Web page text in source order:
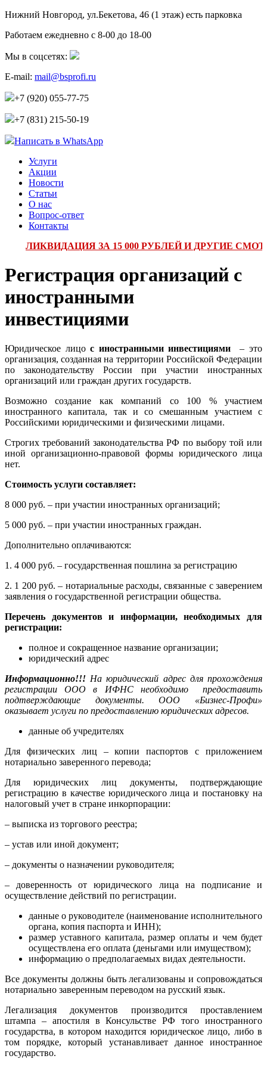
Нижний Новгород, ул.Бекетова, 46 (1 этаж) есть парковка
Работаем ежедневно с 8-00 до 18-00
Мы в соцсетях:
E-mail: mail@bsprofi.ru
+7 (920) 055-77-75
+7 (831) 215-50-19
Написать в WhatsApp
Услуги
Акции
Новости
Статьи
О нас
Вопрос-ответ
Контакты
ЛИКВИДАЦИЯ ЗА 15 000 РУБЛЕЙ И ДРУГИЕ
Регистрация организаций с
иностранными
инвестициями
Юридическое лицос иностранными инвестициями – это
организация, созданная на территории Российской Федерации
по законодательству России при участии иностранных
организаций или граждан других государств.
Возможно создание как компаний со 100 % участием
иностранного капитала, так и со смешанным участием с
Российскими юридическими и физическими лицами.
Строгих требований законодательства РФ по выбору той или
иной организационно-правовой формы юридического лица
нет.
Стоимость услуги составляет:
8 000 руб. – при участии иностранных организаций;
5 000 руб. – при участии иностранных граждан.
Дополнительно оплачиваются:
1. 4 000 руб. – государственная пошлина за регистрацию
2. 1 200 руб. – нотариальные расходы, связанные с заверением
заявления о государственной регистрации общества.
Перечень документов и информации, необходимых для
регистрации:
полное и сокращенное название организации;
юридический адрес
Информационно!!! На юридический адрес для прохождения
регистрации ООО в ИФНС необходимо предоставить
подтверждающие документы. ООО «Бизнес-Профи»
оказывает услуги по предоставлению юридических адресов.
данные об учредителях
Для физических лиц – копии паспортов с приложением
нотариально заверенного перевода;
Для юридических лиц документы, подтверждающие
регистрацию в качестве юридического лица и постановку на
налоговый учет в стране инкорпорации:
– выписка из торгового реестра;
– устав или иной документ;
– документы о назначении руководителя;
– доверенность от юридического лица на подписание и
осуществление действий по регистрации.
данные о руководителе (наименование исполнительного
органа, копия паспорта и ИНН);
размер уставного капитала, размер оплаты и чем будет
осуществлена его оплата (деньгами или имуществом);
информацию о предполагаемых видах деятельности.
Все документы должны быть легализованы и сопровождаться
нотариально заверенным переводом на русский язык.
Легализация документов производится проставлением
штампа – апостиля в Консульстве РФ того иностранного
государства, в котором находится юридическое лицо, либо в
том порядке, который устанавливает данное иностранное
государство.